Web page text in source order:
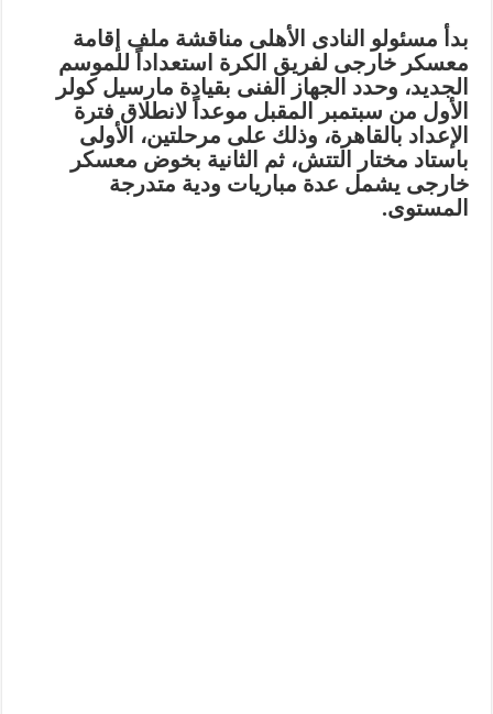
بدأ مسئولو النادى الأهلى مناقشة ملف إقامة
معسكر خارجى لفريق الكرة استعداداً للموسم
الجديد، وحدد الجهاز الفنى بقيادة مارسيل كولر
الأول من سبتمبر المقبل موعداً لانطلاق فترة
الإعداد بالقاهرة، وذلك على مرحلتين، الأولى
باستاد مختار التتش، ثم الثانية بخوض معسكر
خارجى يشمل عدة مباريات ودية متدرجة
المستوى.